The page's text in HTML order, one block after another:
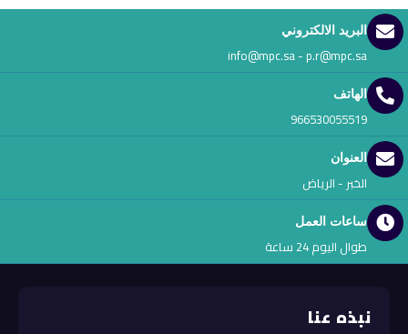
البريد الالكتروني
info@mpc.sa - p.r@mpc.sa
الهاتف
966530055519
العنوان
الخبر - الرياض
ساعات العمل
طوال اليوم 24 ساعة
نبذه عنا